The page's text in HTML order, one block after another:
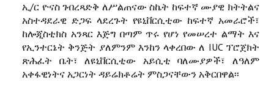
ኢ/ር ዮናስ ገብረጻድቅ ለሥልጠናው ስኬት ከፍተኛ ሙያዊ ክትትልና
አስተዳደራዊ ድጋፍ ላደረጉት የዩኒቨርሲቲው ከፍተኛ አመራሮች፣
ከሎጂስቲክስ አንጻር እጅግ በጣም ጥሩ የሆነ የመሠረተ ልማት እና
የኢንተርኔት ቅንጅት ያለምንም እንከን ላቀረበው ለ IUC ፕሮጀክት
ጽሕፈት ቤት፣ ለዩኒቨርሲቲው አይሲቲ ባለሙያዎች፣ ለዓለም
አቀፋዊነትና አጋርነት ዳይሬክቶሬት ምስጋናቸውን አቅርበዋል፡፡